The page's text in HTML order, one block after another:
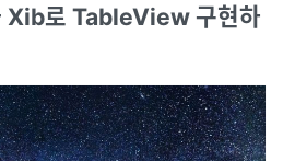
로 TableView 구현하